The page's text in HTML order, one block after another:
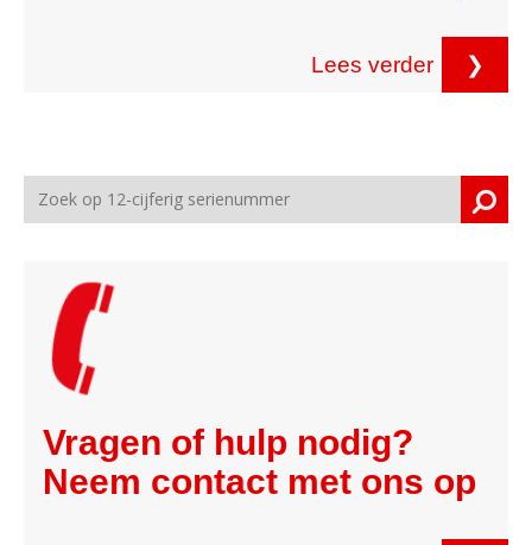
Lees verder ❯
Vragen of hulp nodig?
Neem contact met ons op